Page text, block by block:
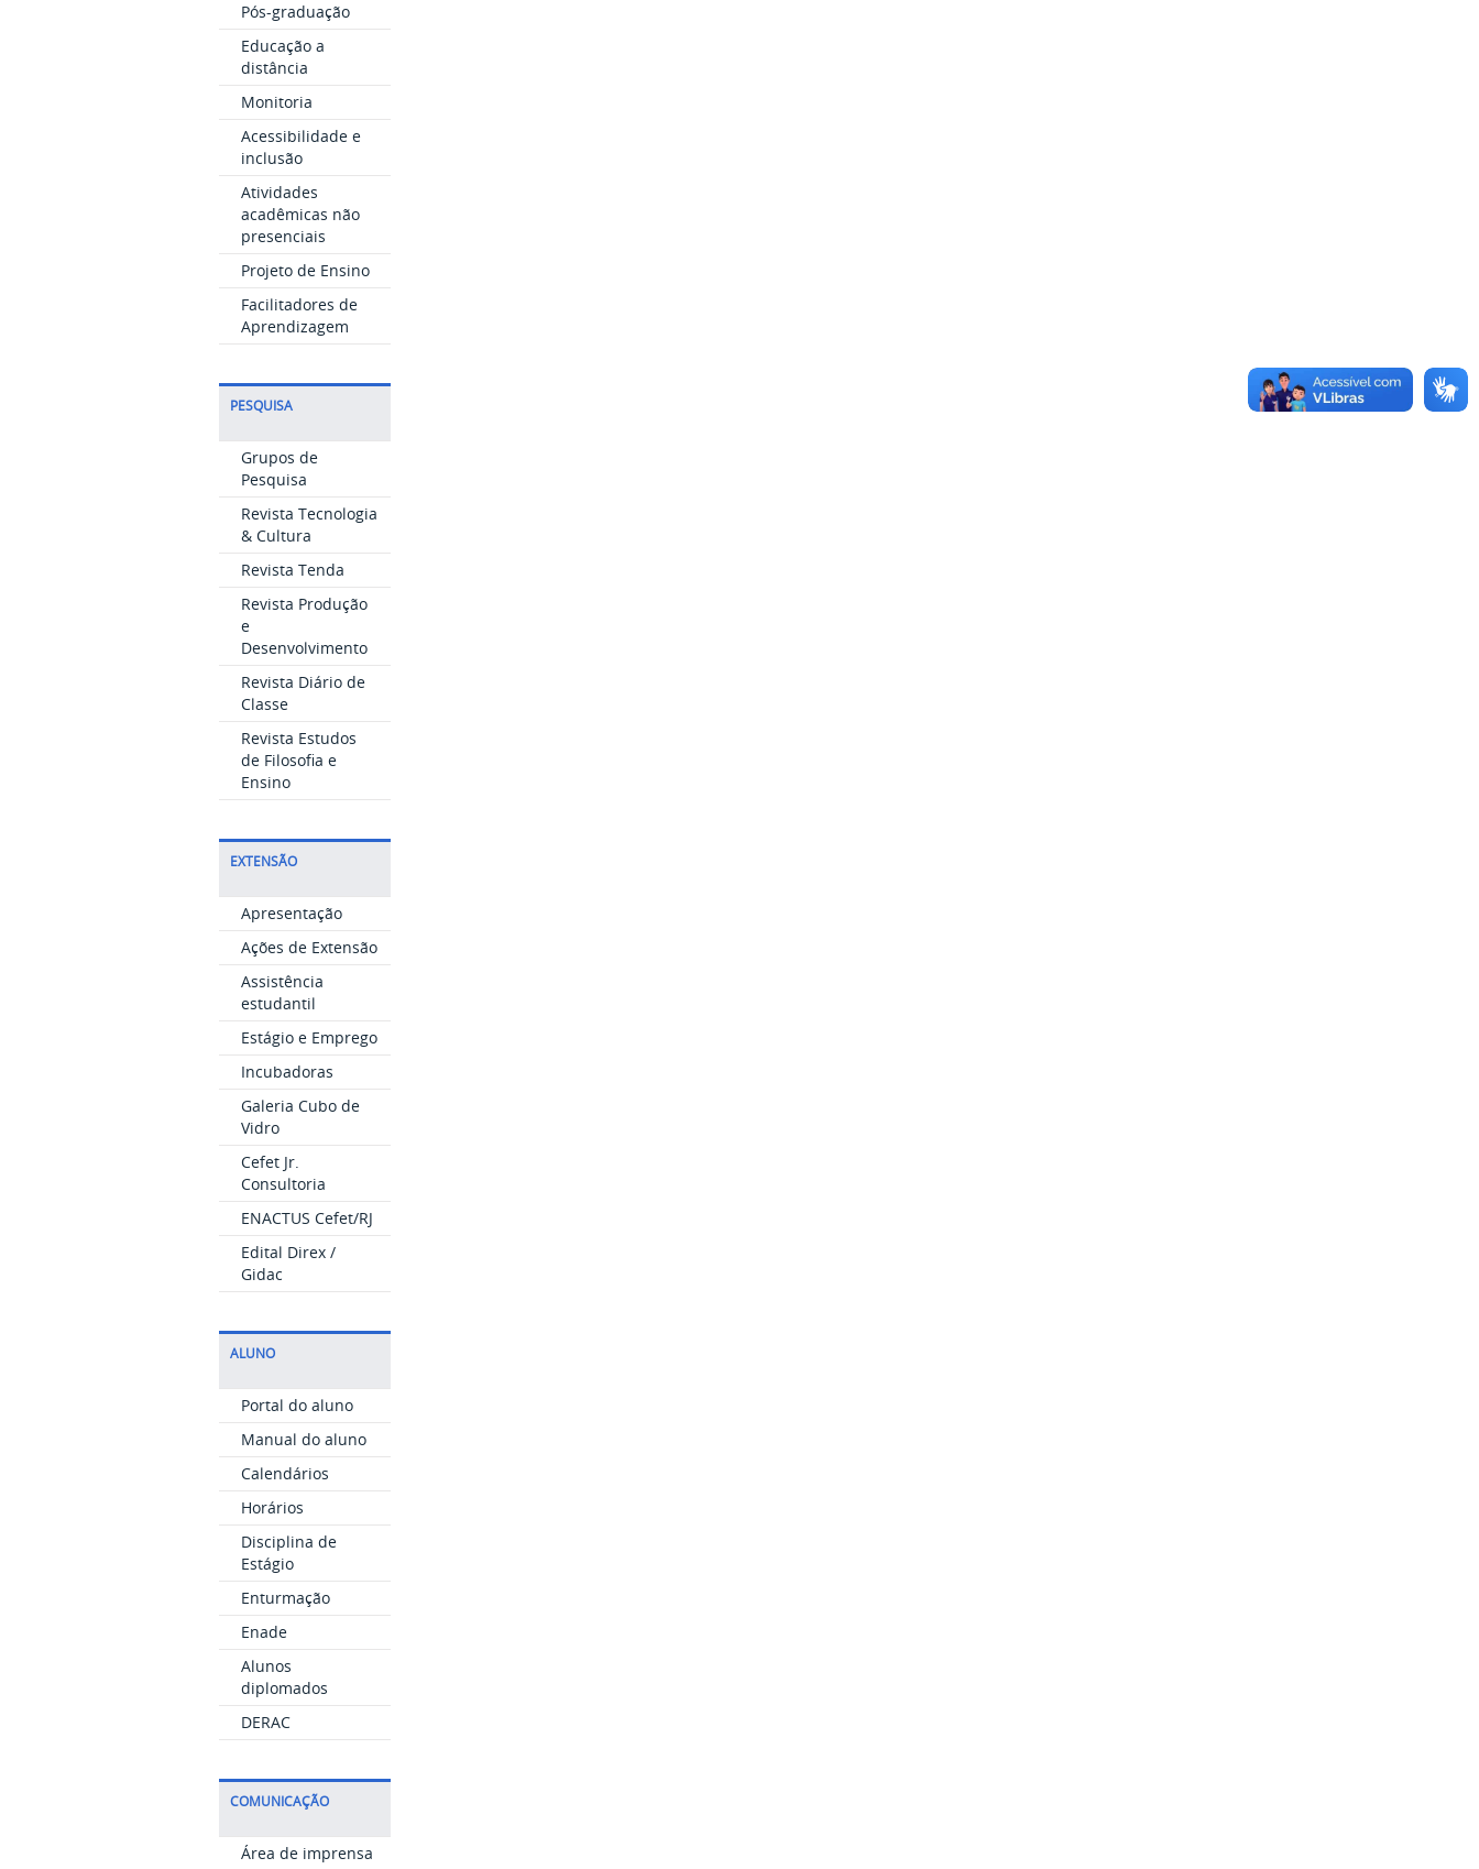
Pós-graduação
Educação a
distância
Monitoria
Acessibilidade e
inclusão
Atividades
acadêmicas não
presenciais
Projeto de Ensino
Facilitadores de
Aprendizagem
PESQUISA
Grupos de
Pesquisa
Revista Tecnologia
& Cultura
Revista Tenda
Revista Produção
e
Desenvolvimento
Revista Diário de
Classe
Revista Estudos
de Filosofia e
Ensino
EXTENSÃO
Apresentação
Ações de Extensão
Assistência
estudantil
Estágio e Emprego
Incubadoras
Galeria Cubo de
Vidro
Cefet Jr.
Consultoria
ENACTUS Cefet/RJ
Edital Direx /
Gidac
ALUNO
Portal do aluno
Manual do aluno
Calendários
Horários
Disciplina de
Estágio
Enturmação
Enade
Alunos
diplomados
DERAC
COMUNICAÇÃO
Área de imprensa